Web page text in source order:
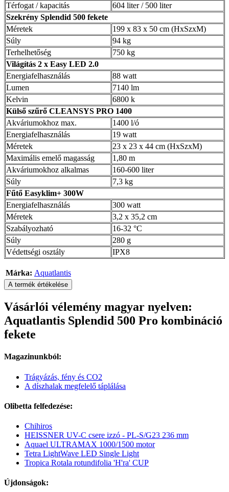
Térfogat / kapacitás
604 liter / 500 liter
Szekrény Splendid 500 fekete
Méretek
199 x 83 x 50 cm (HxSzxM)
Súly
94 kg
Terhelhetőség
750 kg
Világítás 2 x Easy LED 2.0
Energiafelhasználás
88 watt
Lumen
7140 lm
Kelvin
6800 k
Külső szűrő CLEANSYS PRO 1400
Akváriumokhoz max.
1400 l/ó
Energiafelhasználás
19 watt
Méretek
23 x 23 x 44 cm (HxSzxM)
Maximális emelő magasság
1,80 m
Akváriumokhoz alkalmas
160-600 liter
Súly
7,3 kg
Fűtő Easyklim+ 300W
Energiafelhasználás
300 watt
Méretek
3,2 x 35,2 cm
Szabályozható
16-32 °C
Súly
280 g
Védettségi osztály
IPX8
Márka: Aquatlantis
A termék értékelése
Vásárlói vélemény magyar nyelven:
Aquatlantis Splendid 500 Pro kombináció
fekete
Magazinunkból:
Trágyázás, fény és CO2
A díszhalak megfelelő táplálása
Olibetta felfedezése:
Chihiros
HEISSNER UV-C csere izzó - PL-S/G23 236 mm
Aquael ULTRAMAX 1000/1500 motor
Tetra LightWave LED Single Light
Tropica Rotala rotundifolia 'H'ra' CUP
Újdonságok: